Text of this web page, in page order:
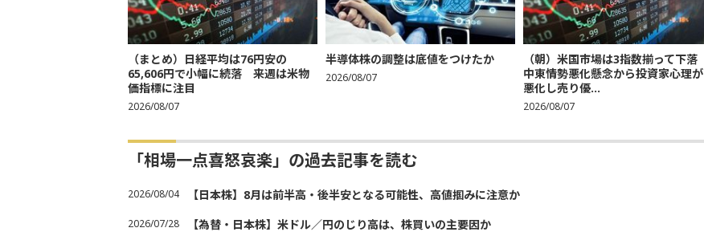
（まとめ）日経平均は76円安の
65,606円で小幅に続落 来週は米物
価指標に注目
2026/08/07
半導体株の調整は底値をつけたか
2026/08/07
（朝）米国市場は3指数揃って下落
中東情勢悪化懸念から投資家心理が
悪化し売り優...
2026/08/07
「相場一点喜怒哀楽」の過去記事を読む
2026/08/04 【日本株】8月は前半高・後半安となる可能性、高値掴みに注意か
2026/07/28 【為替・日本株】米ドル／円のじり高は、株買いの主要因か